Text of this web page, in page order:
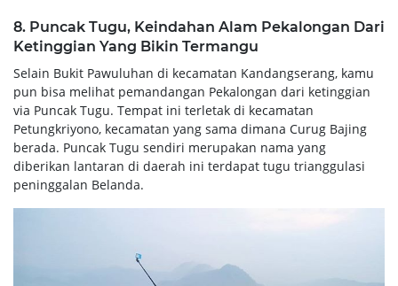
8. Puncak Tugu, Keindahan Alam Pekalongan Dari
Ketinggian Yang Bikin Termangu
Selain Bukit Pawuluhan di kecamatan Kandangserang, kamu
pun bisa melihat pemandangan Pekalongan dari ketinggian
via Puncak Tugu. Tempat ini terletak di kecamatan
Petungkriyono, kecamatan yang sama dimana Curug Bajing
berada. Puncak Tugu sendiri merupakan nama yang
diberikan lantaran di daerah ini terdapat tugu trianggulasi
peninggalan Belanda.